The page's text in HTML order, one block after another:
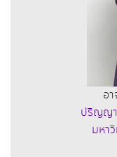
อ
ปริญญา
มหา